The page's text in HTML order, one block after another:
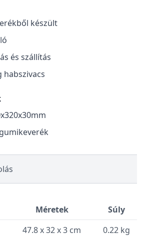
készült
és szállítás
habszivacs
Méretek
Súly
47.8 x 32 x 3 cm 0.22 kg